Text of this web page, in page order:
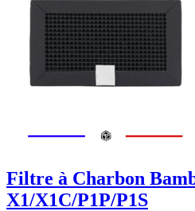
Filtre à Charbon
X1/X1C/P1P/P1S